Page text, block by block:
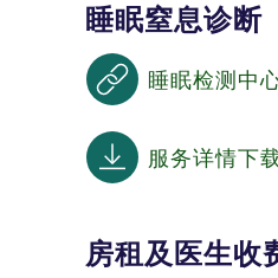
睡眠窒息诊断
睡眠检测中
服务详情下
房租及医生收